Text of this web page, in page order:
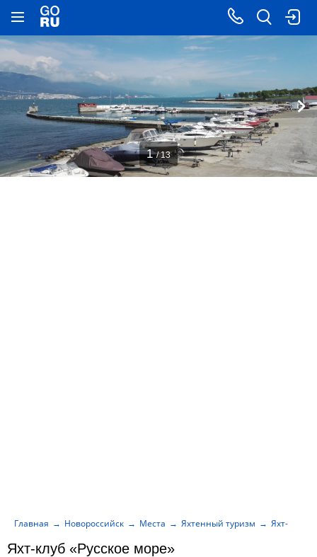
Яхт-клуб «Русское море»
Главная Новороссийск Места Яхтенный туризм Яхт-клуб
1 / 13